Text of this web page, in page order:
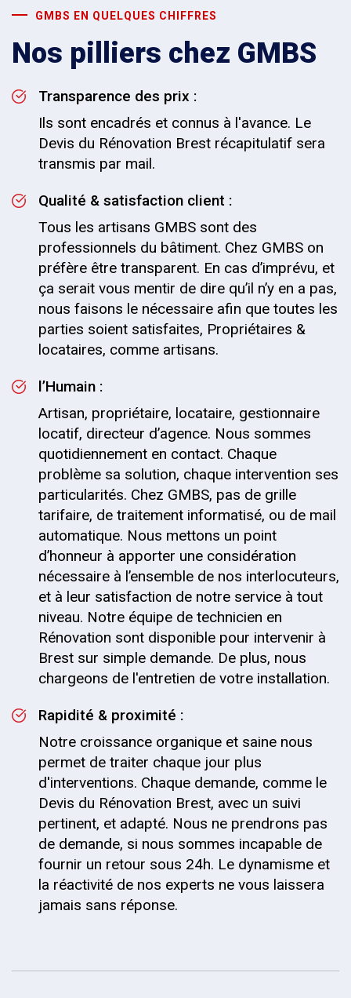
GMBS EN QUELQUES CHIFFRES
Nos pilliers chez GMBS
Transparence des prix :
Ils sont encadrés et connus à l'avance. Le
Devis du Rénovation Brest récapitulatif sera
transmis par mail.
Qualité & satisfaction client :
Tous les artisans GMBS sont des
professionnels du bâtiment. Chez GMBS on
préfère être transparent. En cas d’imprévu, et
ça serait vous mentir de dire qu’il n’y en a pas,
nous faisons le nécessaire afin que toutes les
parties soient satisfaites, Propriétaires &
locataires, comme artisans.
l’Humain :
Artisan, propriétaire, locataire, gestionnaire
locatif, directeur d’agence. Nous sommes
quotidiennement en contact. Chaque
problème sa solution, chaque intervention ses
particularités. Chez GMBS, pas de grille
tarifaire, de traitement informatisé, ou de mail
automatique. Nous mettons un point
d’honneur à apporter une considération
nécessaire à l’ensemble de nos interlocuteurs,
et à leur satisfaction de notre service à tout
niveau. Notre équipe de technicien en
Rénovation sont disponible pour intervenir à
Brest sur simple demande. De plus, nous
chargeons de l'entretien de votre installation.
Rapidité & proximité :
Notre croissance organique et saine nous
permet de traiter chaque jour plus
d'interventions. Chaque demande, comme le
Devis du Rénovation Brest, avec un suivi
pertinent, et adapté. Nous ne prendrons pas
de demande, si nous sommes incapable de
fournir un retour sous 24h. Le dynamisme et
la réactivité de nos experts ne vous laissera
jamais sans réponse.